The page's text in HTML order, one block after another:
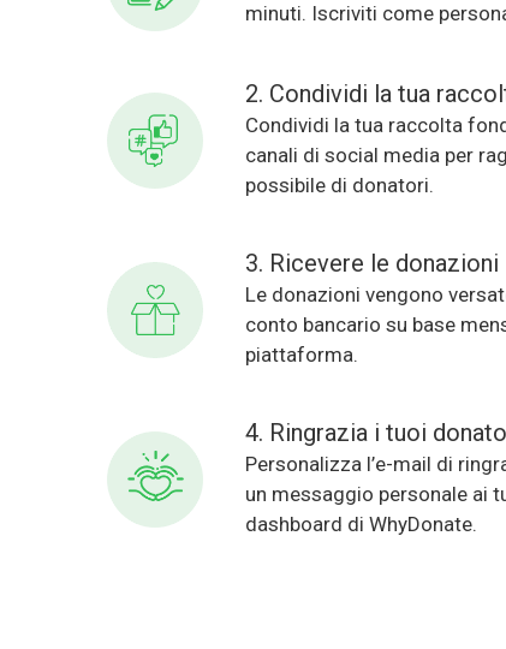
minuti. Iscriviti come
2. Condividi la tua
Condividi la tua raccolta
canali di social media per
possibile di donatori.
3. Ricevere le donazioni
Le donazioni vengono
conto bancario su base
piattaforma.
4. Ringrazia i tuoi
Personalizza l’e-mail di
un messaggio personale ai
dashboard di WhyDonate.